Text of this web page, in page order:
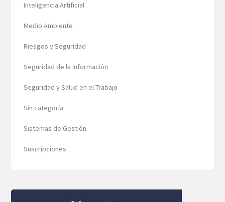
Inteligencia Artificial
Medio Ambiente
Riesgos y Seguridad
Seguridad de la información
Seguridad y Salud en el Trabajo
Sin categoría
Sistemas de Gestión
Suscripciones